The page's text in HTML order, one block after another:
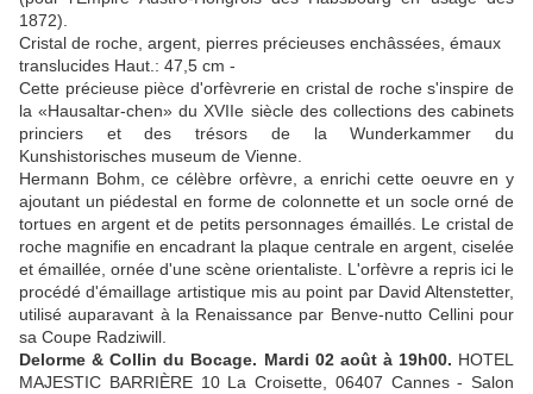
1872).
Cristal de roche, argent, pierres précieuses enchâssées, émaux
translucides Haut.: 47,5 cm -
Cette précieuse pièce d'orfèvrerie en cristal de roche s'inspire de
la «Hausaltar-chen» du XVIIe siècle des collections des cabinets
princiers et des trésors de la Wunderkammer du
Kunshistorisches museum de Vienne.
Hermann Bohm, ce célèbre orfèvre, a enrichi cette oeuvre en y
ajoutant un piédestal en forme de colonnette et un socle orné de
tortues en argent et de petits personnages émaillés. Le cristal de
roche magnifie en encadrant la plaque centrale en argent, ciselée
et émaillée, ornée d'une scène orientaliste. L'orfèvre a repris ici le
procédé d'émaillage artistique mis au point par David Altenstetter,
utilisé auparavant à la Renaissance par Benve-nutto Cellini pour
sa Coupe Radziwill.
Delorme & Collin du Bocage. Mardi 02 août à 19h00. HOTEL
MAJESTIC BARRIÈRE 10 La Croisette, 06407 Cannes - Salon